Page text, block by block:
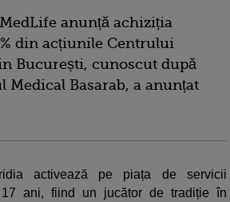
anunță achiziția
din acțiunile Centrului
București, cunoscut după
Medical Basarab, a anunțat
activează pe piața de servicii
ani, fiind un jucător de tradiție în